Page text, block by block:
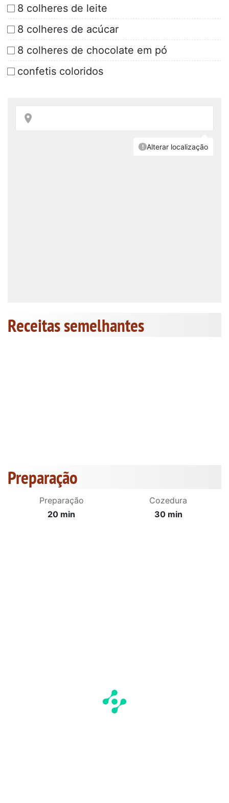
8 colheres de leite
8 colheres de acúcar
8 colheres de chocolate em pó
confetis coloridos
Receitas semelhantes
Preparação
Preparação
20 min
Cozedura
30 min